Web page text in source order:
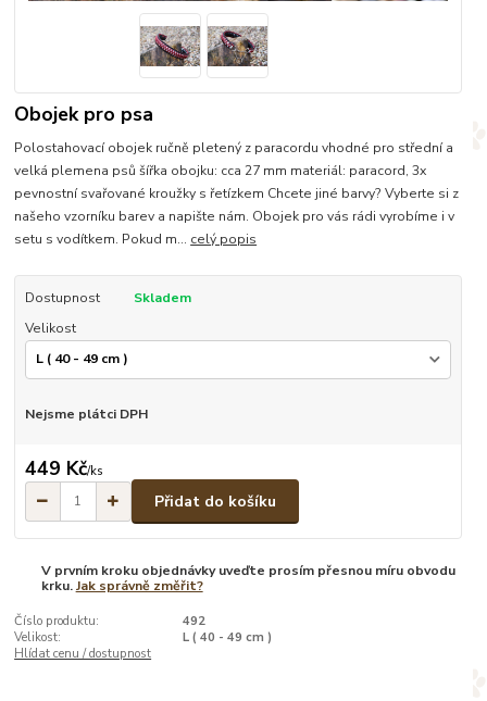
Obojek pro psa
Polostahovací obojek ručně pletený z paracordu vhodné pro střední a
velká plemena psů šířka obojku: cca 27 mm materiál: paracord, 3x
pevnostní svařované kroužky s řetízkem Chcete jiné barvy? Vyberte si z
našeho vzorníku barev a napište nám. Obojek pro vás rádi vyrobíme i v
setu s vodítkem. Pokud m... celý popis
Dostupnost
Skladem
Velikost
Nejsme plátci DPH
449 Kč/ks
Přidat do košíku
V prvním kroku objednávky uveďte prosím přesnou míru obvodu
krku.Jak správně změřit?
Číslo produktu:
492
Velikost:
L ( 40 - 49 cm )
Hlídat cenu / dostupnost